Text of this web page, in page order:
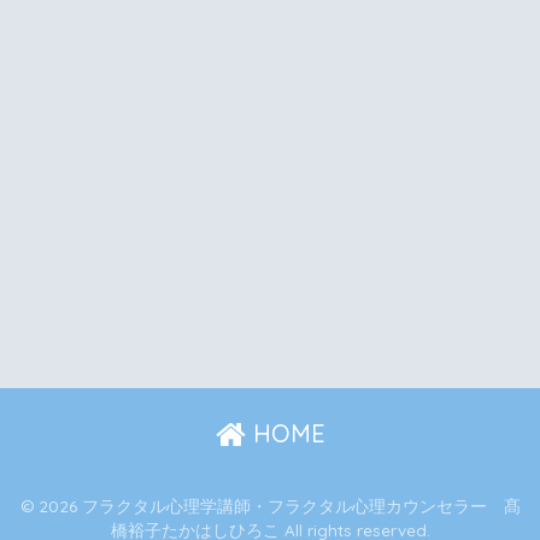
HOME
© 2026 フラクタル心理学講師・フラクタル心理カウンセラー 髙
橋裕子たかはしひろこ All rights reserved.